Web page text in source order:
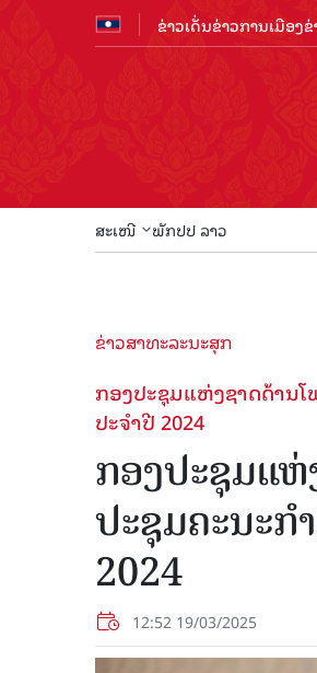
ຂ່າວເດັ່ນຂ່າວການເມືອງ
ສະເໜີ ພັກປປ ລາວ
ຂ່າວສາທະລະນະສຸກ
ກອງປະຊຸມແຫ່ງຊາດດ້ານ
ປະຈຳປີ 2024
ກອງປະຊຸມແຫ່
ປະຊຸມຄະນະກ
2024
12:52 19/03/2025